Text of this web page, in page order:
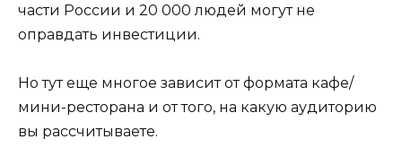
части России и 20 000 людей могут не
оправдать инвестиции.
Но тут еще многое зависит от формата кафе/
мини-ресторана и от того, на какую аудиторию
вы рассчитываете.